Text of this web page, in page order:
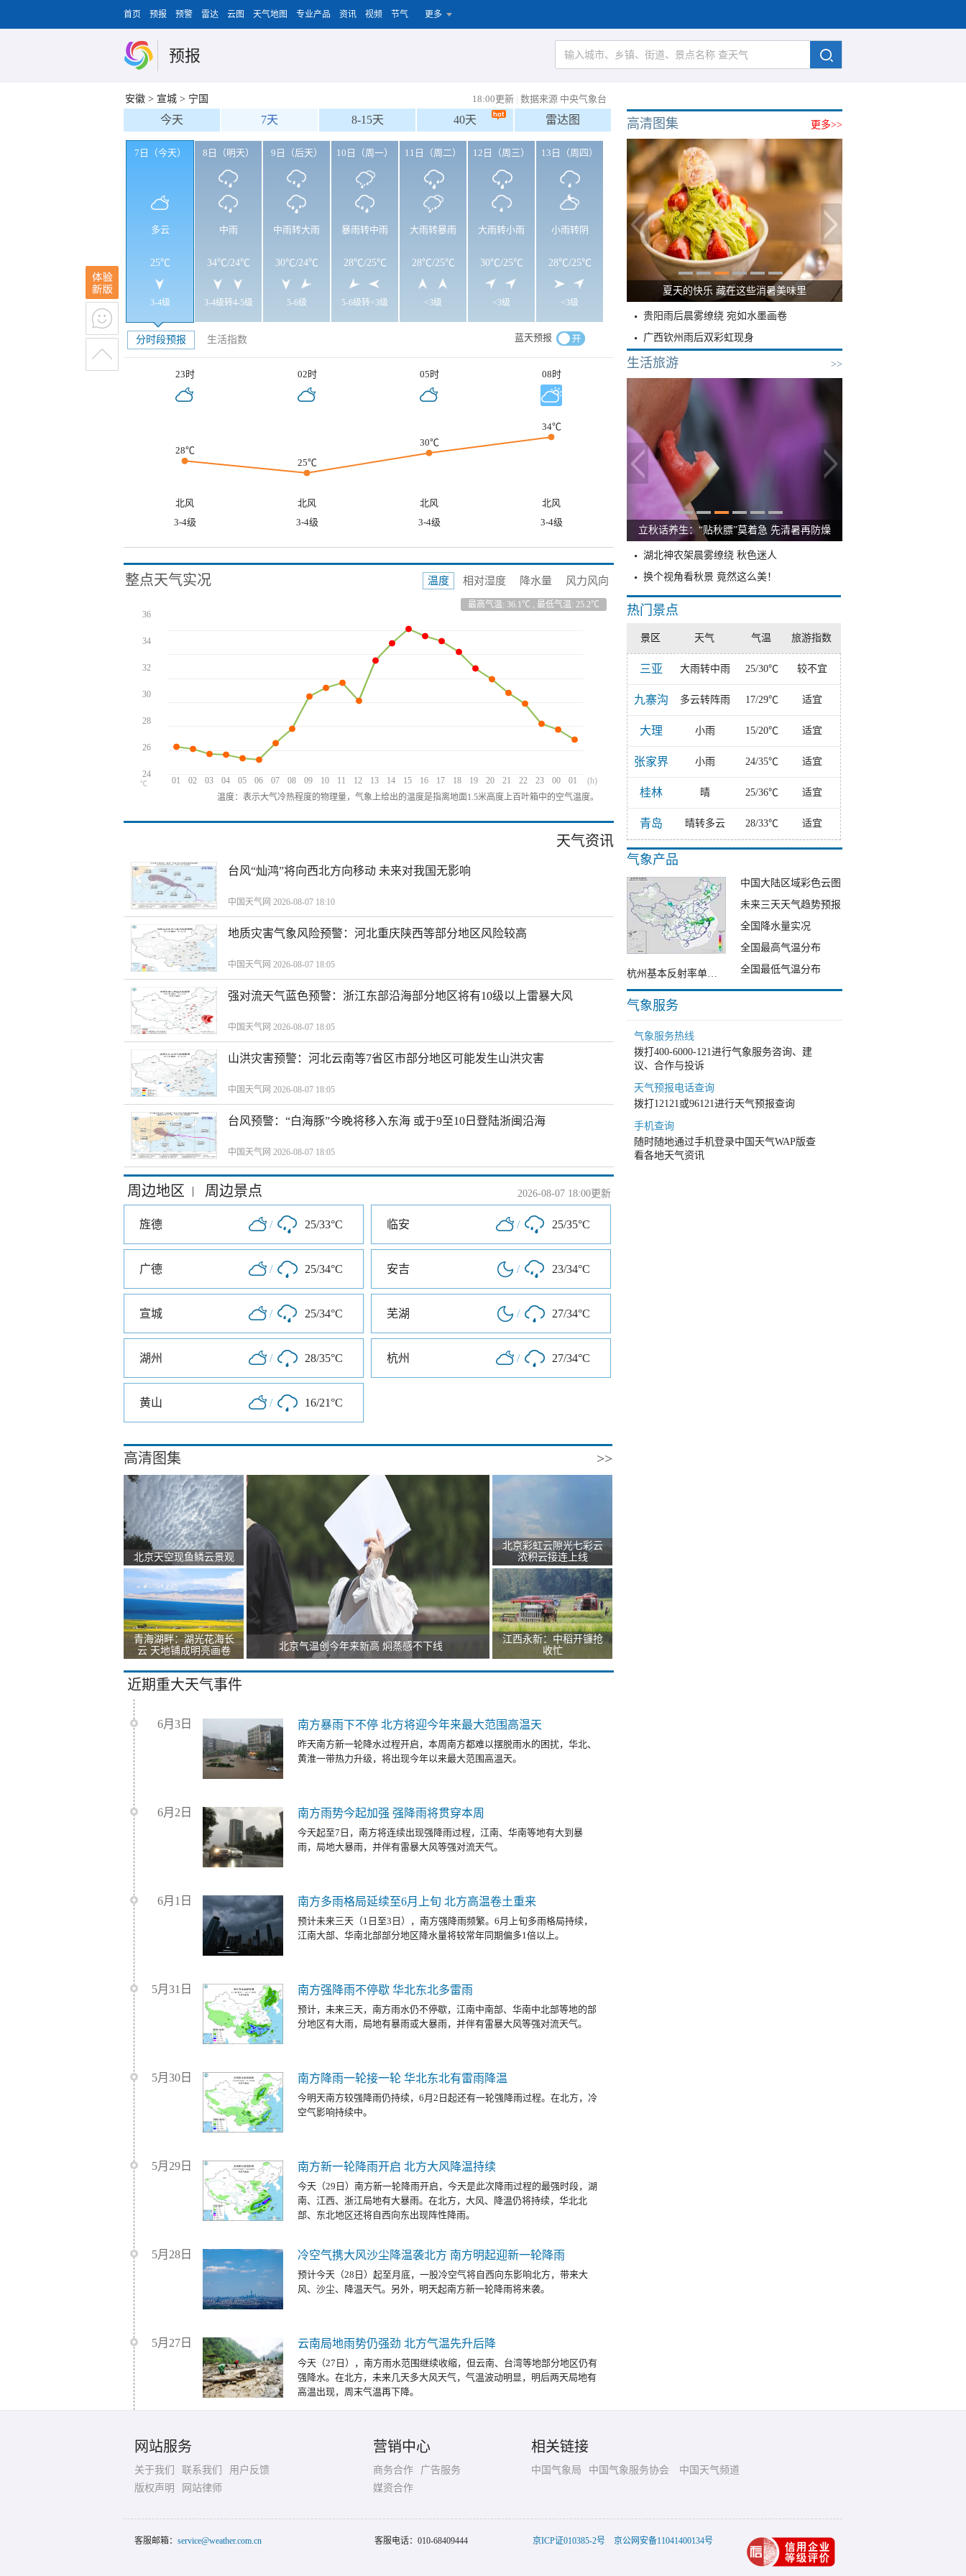
首页 预报 预警 雷达 云图 天气地图 专业产品 资讯 视频 节气 更多
预报
安徽 > 宣城 > 宁国 18:00更新 | 数据来源 中央气象台
今天 7天 8-15天 40天 雷达图
7日（今天）
多云
25℃
3-4级
8日（明天）
中雨
34℃/24℃
3-4级转4-5级
9日（后天）
中雨转大雨
30℃/24℃
5-6级
10日（周一）
暴雨转中雨
28℃/25℃
5-6级转<3级
11日（周二）
大雨转暴雨
28℃/25℃
<3级
12日（周三）
大雨转小雨
30℃/25℃
<3级
13日（周四）
小雨转阴
28℃/25℃
<3级
分时段预报 生活指数 蓝天预报
23时 02时 05时 08时
28℃
25℃
30℃
34℃
北风 北风 北风
北风
3-4级
3-4级 3-4级 3-4级
整点天气实况 温度 相对湿度 降水量 风力风向
最高气温: 36.1℃ , 最低气温: 25.2℃
01 02 03 04 05 06 07 08 09 10 11 12 13 14 15 16 17 18 19 20 21 22 23 00 01
36
34
32
30
28
26
24
(h)
℃
温度：表示大气冷热程度的物理量，气象上给出的温度是指离地面1.5米高度上百叶箱中的空气温度。
天气资讯
台风“灿鸿”将向西北方向移动 未来对我国无影响
中国天气网 2026-08-07 18:10
地质灾害气象风险预警：河北重庆陕西等部分地区风险较高
中国天气网 2026-08-07 18:05
强对流天气蓝色预警：浙江东部沿海部分地区将有10级以上雷暴大风
中国天气网 2026-08-07 18:05
山洪灾害预警：河北云南等7省区市部分地区可能发生山洪灾害
中国天气网 2026-08-07 18:05
台风预警：“白海豚”今晚将移入东海 或于9至10日登陆浙闽沿海
中国天气网 2026-08-07 18:05
周边地区 | 周边景点 2026-08-07 18:00更新
旌德 / 25/33°C 临安 / 25/35°C
广德 / 25/34°C 安吉 / 23/34°C
宣城 / 25/34°C 芜湖 / 27/34°C
湖州 / 28/35°C 杭州 / 27/34°C
黄山 / 16/21°C
>>
高清图集
北京天空现鱼鳞云景观
青海湖畔：湖光花海长
云 天地铺成明亮画卷
北京气温创今年来新高 焖蒸感不下线
北京彩虹云隙光七彩云
浓积云接连上线
江西永新：中稻开镰抢
收忙
近期重大天气事件
6月3日 南方暴雨下不停 北方将迎今年来最大范围高温天
昨天南方新一轮降水过程开启，本周南方都难以摆脱雨水的困扰，华北、
黄淮一带热力升级，将出现今年以来最大范围高温天。
6月2日 南方雨势今起加强 强降雨将贯穿本周
今天起至7日，南方将连续出现强降雨过程，江南、华南等地有大到暴
雨，局地大暴雨，并伴有雷暴大风等强对流天气。
6月1日 南方多雨格局延续至6月上旬 北方高温卷土重来
预计未来三天（1日至3日），南方强降雨频繁。6月上旬多雨格局持续，
江南大部、华南北部部分地区降水量将较常年同期偏多1倍以上。
5月31日 南方强降雨不停歇 华北东北多雷雨
预计，未来三天，南方雨水仍不停歇，江南中南部、华南中北部等地的部
分地区有大雨，局地有暴雨或大暴雨，并伴有雷暴大风等强对流天气。
5月30日 南方降雨一轮接一轮 华北东北有雷雨降温
今明天南方较强降雨仍持续，6月2日起还有一轮强降雨过程。在北方，冷
空气影响持续中。
5月29日 南方新一轮降雨开启 北方大风降温持续
今天（29日）南方新一轮降雨开启，今天是此次降雨过程的最强时段，湖
南、江西、浙江局地有大暴雨。在北方，大风、降温仍将持续，华北北
部、东北地区还将自西向东出现阵性降雨。
5月28日 冷空气携大风沙尘降温袭北方 南方明起迎新一轮降雨
预计今天（28日）起至月底，一股冷空气将自西向东影响北方，带来大
风、沙尘、降温天气。另外，明天起南方新一轮降雨将来袭。
5月27日 云南局地雨势仍强劲 北方气温先升后降
今天（27日），南方雨水范围继续收缩，但云南、台湾等地部分地区仍有
强降水。在北方，未来几天多大风天气，气温波动明显，明后两天局地有
高温出现，周末气温再下降。
更多>>
高清图集
夏天的快乐 藏在这些消暑美味里
贵阳雨后晨雾缭绕 宛如水墨画卷
广西钦州雨后双彩虹现身
>>
生活旅游
立秋话养生：“贴秋膘”莫着急 先清暑再防燥
湖北神农架晨雾缭绕 秋色迷人
换个视角看秋景 竟然这么美！
热门景点
景区 天气 气温 旅游指数
三亚 大雨转中雨 25/30℃ 较不宜
九寨沟 多云转阵雨 17/29℃ 适宜
大理 小雨 15/20℃ 适宜
张家界 小雨 24/35℃ 适宜
桂林 晴 25/36℃ 适宜
青岛 晴转多云 28/33℃ 适宜
气象产品
杭州基本反射率单站雷达图
中国大陆区域彩色云图
未来三天天气趋势预报
全国降水量实况
全国最高气温分布
全国最低气温分布
气象服务
气象服务热线
拨打400-6000-121进行气象服务咨询、建
议、合作与投诉
天气预报电话查询
拨打12121或96121进行天气预报查询
手机查询
随时随地通过手机登录中国天气WAP版查
看各地天气资讯
网站服务
关于我们 联系我们
用户反馈
版权声明
网站律师
营销中心
商务合作
广告服务
媒资合作
相关链接
中国气象局 中国气象服务协会 中国天气频道
客服邮箱： service@weather.com.cn 客服电话： 010-68409444 京ICP证010385-2号 京公网安备11041400134号